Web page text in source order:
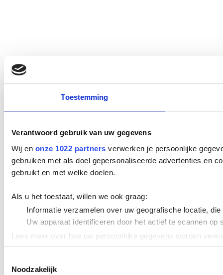
Toestemming
Verantwoord gebruik van uw gegevens
Wij en onze 1022 partners verwerken je persoonlijke
gebruiken met als doel gepersonaliseerde advertenties en
gebruikt en met welke doelen.
Als u het toestaat, willen we ook graag:
Informatie verzamelen over uw geografische locatie,
Uw apparaat identificeren door het actief te scannen op
Lees meer over hoe uw persoonlijke gegevens worden
We gebruiken cookies om content en advertenties te
Noodzakelijk